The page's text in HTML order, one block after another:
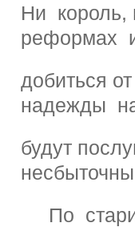
Ни король,
реформах
добиться
надежды
будут
По